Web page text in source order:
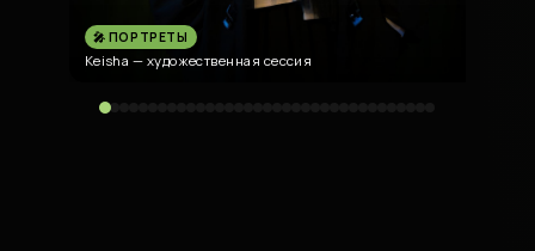
🎤 ПОРТРЕТЫ
Keisha — художественная сессия